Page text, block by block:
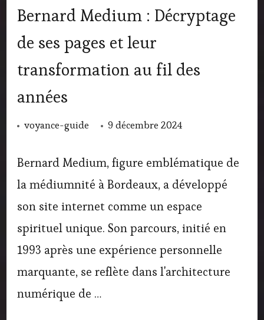
Bernard Medium : Décryptage
de ses pages et leur
transformation au fil des
années
voyance-guide 9 décembre 2024
Bernard Medium, figure emblématique de
la médiumnité à Bordeaux, a développé
son site internet comme un espace
spirituel unique. Son parcours, initié en
1993 après une expérience personnelle
marquante, se reflète dans l'architecture
numérique de …